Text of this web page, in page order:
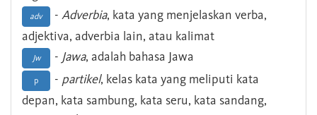
adv - Adverbia, kata yang menjelaskan verba,
adjektiva, adverbia lain, atau kalimat
Jw - Jawa, adalah bahasa Jawa
p - partikel, kelas kata yang meliputi kata
depan, kata sambung, kata seru, kata sandang,